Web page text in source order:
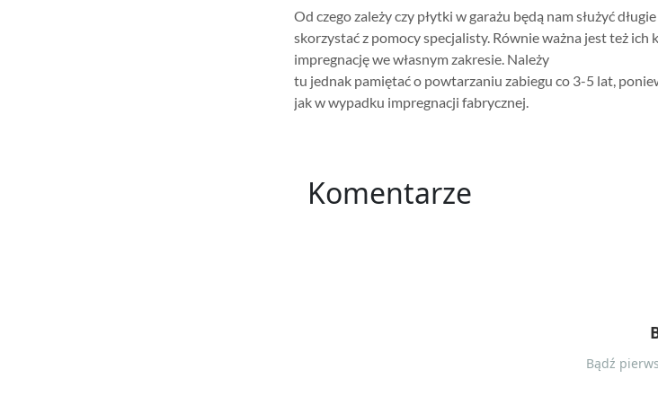
Od czego zależy czy płytki w garażu będą nam służyć
skorzystać z pomocy specjalisty. Równie ważna jest też
impregnację we własnym zakresie. Należy
tu jednak pamiętać o powtarzaniu zabiegu co 3-5 lat,
jak w wypadku impregnacji fabrycznej.
Komentarze
Bądź